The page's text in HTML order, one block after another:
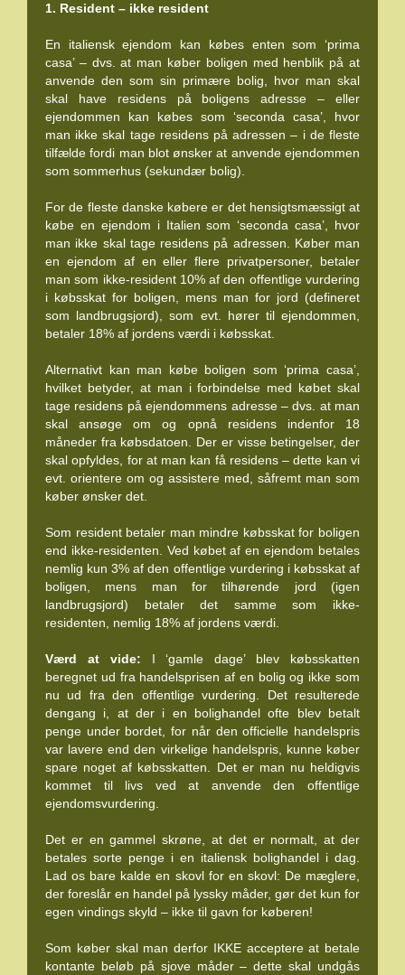
1. Resident – ikke resident
En italiensk ejendom kan købes enten som ‘prima
casa’ – dvs. at man køber boligen med henblik på at
anvende den som sin primære bolig, hvor man skal
skal have residens på boligens adresse – eller
ejendommen kan købes som ‘seconda casa’, hvor
man ikke skal tage residens på adressen – i de fleste
tilfælde fordi man blot ønsker at anvende ejendommen
som sommerhus (sekundær bolig).
For de fleste danske købere er det hensigtsmæssigt at
købe en ejendom i Italien som ‘seconda casa’, hvor
man ikke skal tage residens på adressen. Køber man
en ejendom af en eller flere privatpersoner, betaler
man som ikke-resident 10% af den offentlige vurdering
i købsskat for boligen, mens man for jord (defineret
som landbrugsjord), som evt. hører til ejendommen,
betaler 18% af jordens værdi i købsskat.
Alternativt kan man købe boligen som ‘prima casa’,
hvilket betyder, at man i forbindelse med købet skal
tage residens på ejendommens adresse – dvs. at man
skal ansøge om og opnå residens indenfor 18
måneder fra købsdatoen. Der er visse betingelser, der
skal opfyldes, for at man kan få residens – dette kan vi
evt. orientere om og assistere med, såfremt man som
køber ønsker det.
Som resident betaler man mindre købsskat for boligen
end ikke-residenten. Ved købet af en ejendom betales
nemlig kun 3% af den offentlige vurdering i købsskat af
boligen, mens man for tilhørende jord (igen
landbrugsjord) betaler det samme som ikke-
residenten, nemlig 18% af jordens værdi.
Værd at vide: I ‘gamle dage’ blev købsskatten
beregnet ud fra handelsprisen af en bolig og ikke som
nu ud fra den offentlige vurdering. Det resulterede
dengang i, at der i en bolighandel ofte blev betalt
penge under bordet, for når den officielle handelspris
var lavere end den virkelige handelspris, kunne køber
spare noget af købsskatten. Det er man nu heldigvis
kommet til livs ved at anvende den offentlige
ejendomsvurdering.
Det er en gammel skrøne, at det er normalt, at der
betales sorte penge i en italiensk bolighandel i dag.
Lad os bare kalde en skovl for en skovl: De mæglere,
der foreslår en handel på lyssky måder, gør det kun for
egen vindings skyld – ikke til gavn for køberen!
Som køber skal man derfor IKKE acceptere at betale
kontante beløb på sjove måder – dette skal undgås